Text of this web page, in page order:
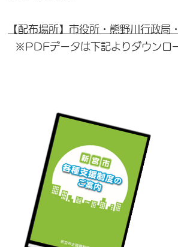
【配布場所】市役所・熊野川行政局
※PDFデータは下記よりダウンロ